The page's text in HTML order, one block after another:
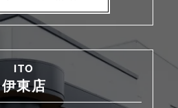
ITO
伊東店